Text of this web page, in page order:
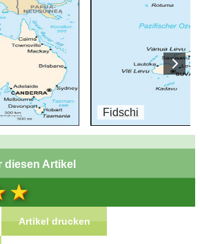
Fidschi
diesen Artikel
Artikel drucken